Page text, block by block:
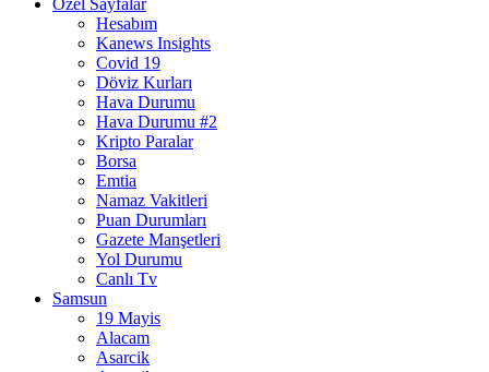
Özel Sayfalar
Hesabım
Kanews Insights
Covid 19
Döviz Kurları
Hava Durumu
Hava Durumu #2
Kripto Paralar
Borsa
Emtia
Namaz Vakitleri
Puan Durumları
Gazete Manşetleri
Yol Durumu
Canlı Tv
Samsun
19 Mayis
Alacam
Asarcik